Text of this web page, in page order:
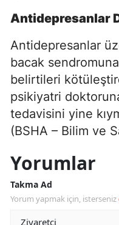
Antidepresanlar
Antidepresanlar
bacak
belirtileri
psikiyatri
tedavisini yine
(BSHA – Bilim ve
Yorumlar
Takma Ad
Yorum yapmak için, isterseniz